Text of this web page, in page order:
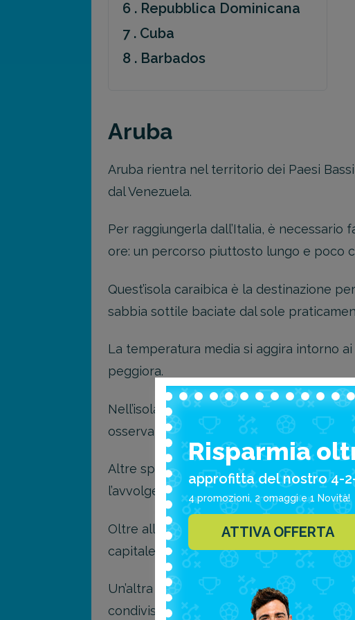
6 . Repubblica Dominicana
7 . Cuba
8 . Barbados
Aruba
Aruba rientra nel territorio dei Paesi
dal Venezuela.
Per raggiungerla dall’Italia, è necessario
ore: un percorso piuttosto lungo e poco
Quest’isola caraibica è la destinazione
sabbia sottile baciate dal sole
La temperatura media si aggira intorno
peggiora.
Nell’isola non mancano spiagge molto
osservare da vicino il relitto della nave
Altre spiagge molto gradevoli sono la
l’avvolge.
Oltre alle spiagge, non perdere
capitale Oranjestad, famosa per i suoi
Un’altra attrazione degna di nota è il
condivise sui social.
Risparmia
approfitta del nostro 4-
4 promozioni, 2 omaggi e 1 Novità!
ATTIVA OFFERTA